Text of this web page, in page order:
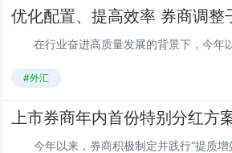
#外汇